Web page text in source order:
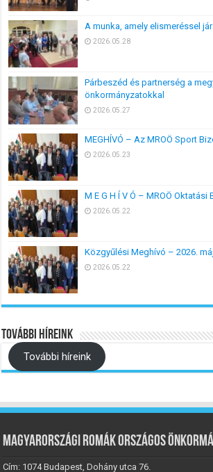
A munka, amely elismeréssel jár
2026.05.28
Párbeszéd és partnerség a
önkormányzatokkal
2026.05.27
MEGHÍVÓ – Az MROÖ Sport
2026.05.23
M E G H Í V Ó – MROÖ
2026.05.22
Közgyűlési Meghívó – 2026.
2026.05.22
További híreink
További híreink
Magyarországi Romák Országos
Cím: 1074 Budapest, Dohány utca 76.